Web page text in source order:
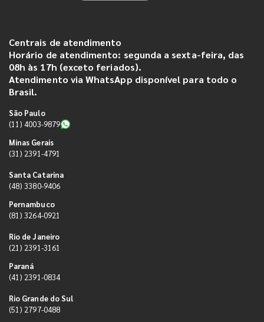
Centrais de atendimento
Horário de atendimento: segunda a sexta-feira, das
08h às 17h (exceto feriados).
Atendimento via WhatsApp disponível para todo o
Brasil.
São Paulo
(11) 4003-9879
Minas Gerais
(31) 2391-4791
Santa Catarina
(48) 3380-9406
Pernambuco
(81) 3264-0921
Rio de Janeiro
(21) 2391-3161
Paraná
(41) 2391-0834
Rio Grande do Sul
(51) 2797-0488